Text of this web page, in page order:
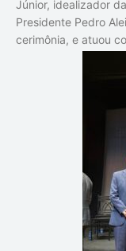
Júnior, idealizador
Presidente Pedro
cerimônia, e atuou